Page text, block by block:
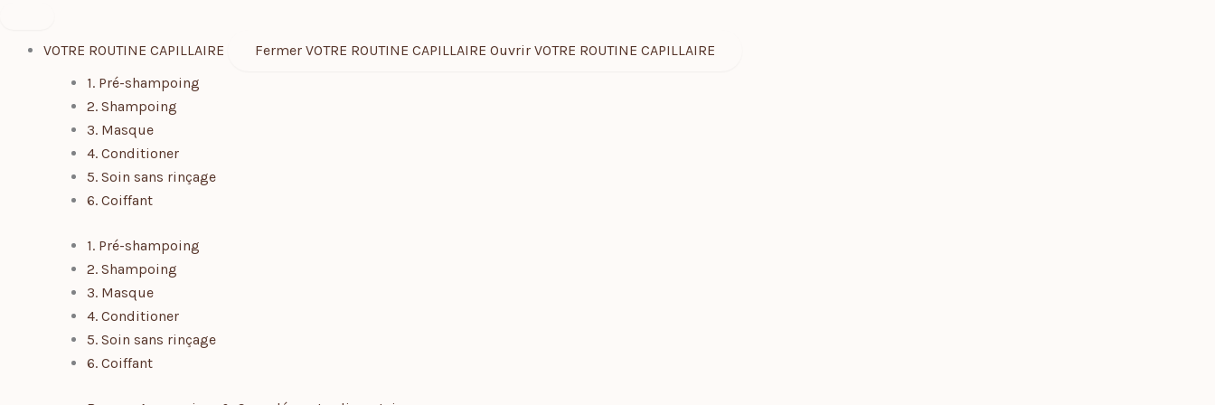
contenuVOTRE ROUTINE CAPILLAIRE Fermer VOTRE ROUTINE CAPILLAIRE Ouvrir VOTRE ROUTINE CAPILLAIRE
1. Pré-shampoing
2. Shampoing
3. Masque
4. Conditioner
5. Soin sans rinçage
6. Coiffant
1. Pré-shampoing
2. Shampoing
3. Masque
4. Conditioner
5. Soin sans rinçage
6. Coiffant